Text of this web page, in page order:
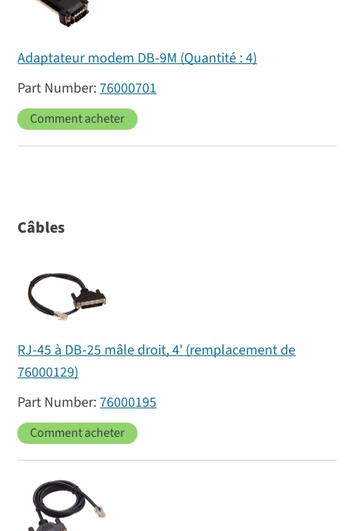
Adaptateur modem DB-9M (Quantité : 4)
76000701
Comment acheter
Câbles
RJ-45 à DB-25 mâle droit, 4' (remplacement de
76000129)
76000195
Comment acheter